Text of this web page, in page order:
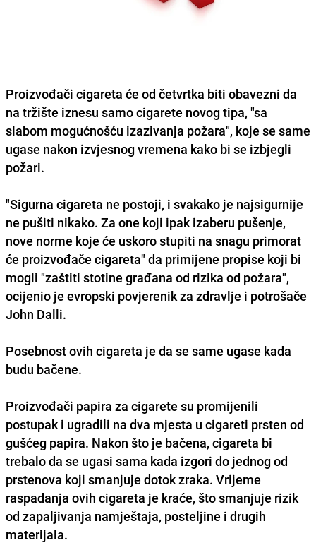
Proizvođači cigareta će od četvrtka biti obavezni da
na tržište iznesu samo cigarete novog tipa, "sa
slabom mogućnošću izazivanja požara", koje se same
ugase nakon izvjesnog vremena kako bi se izbjegli
požari.
"Sigurna cigareta ne postoji, i svakako je najsigurnije
ne pušiti nikako. Za one koji ipak izaberu pušenje,
nove norme koje će uskoro stupiti na snagu primorat
će proizvođače cigareta" da primijene propise koji bi
mogli "zaštiti stotine građana od rizika od požara",
ocijenio je evropski povjerenik za zdravlje i potrošače
John Dalli.
Posebnost ovih cigareta je da se same ugase kada
budu bačene.
Proizvođači papira za cigarete su promijenili
postupak i ugradili na dva mjesta u cigareti prsten od
gušćeg papira. Nakon što je bačena, cigareta bi
trebalo da se ugasi sama kada izgori do jednog od
prstenova koji smanjuje dotok zraka. Vrijeme
raspadanja ovih cigareta je kraće, što smanjuje rizik
od zapaljivanja namještaja, posteljine i drugih
materijala.